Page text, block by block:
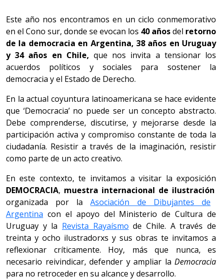
Este año nos encontramos en un ciclo conmemorativo
en el Cono sur, donde se evocan los 40 añosdel retorno
de la democracia en Argentina, 38 años en Uruguay
y 34 años en Chile, que nos invita a tensionar los
acuerdos políticos y sociales para sostener la
democracia y el Estado de Derecho.
En la actual coyuntura latinoamericana se hace evidente
que ‘Democracia’ no puede ser un concepto abstracto.
Debe comprenderse, discutirse, y mejorarse desde la
participación activa y compromiso constante de toda la
ciudadanía. Resistir a través de la imaginación, resistir
como parte de un acto creativo.
En este contexto, te invitamos a visitar la exposición
DEMOCRACIA, muestra internacional de ilustración
organizada por laAsociación de Dibujantes de
Argentina con el apoyo del Ministerio de Cultura de
Uruguay y la Revista Rayaísmo de Chile. A través de
treinta y ocho ilustradorxs y sus obras te invitamos a
reflexionar críticamente. Hoy, más que nunca, es
necesario reivindicar, defender y ampliar la Democracia
para no retroceder en su alcance y desarrollo.